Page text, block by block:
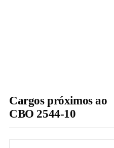
Cargos próximos ao
CBO 2544-10